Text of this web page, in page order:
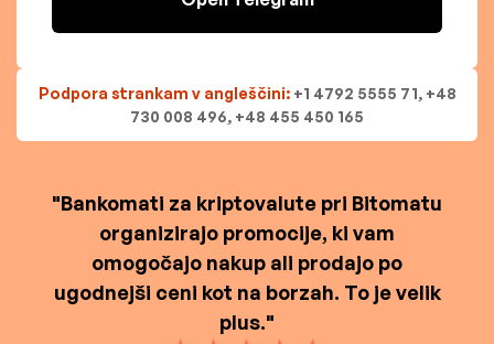
Podpora strankam v angleščini: +1 4792 5555 71, +48
730 008 496, +48 455 450 165
"Bankomati za kriptovalute pri Bitomatu
organizirajo promocije, ki vam
omogočajo nakup ali prodajo po
ugodnejši ceni kot na borzah. To je velik
plus."